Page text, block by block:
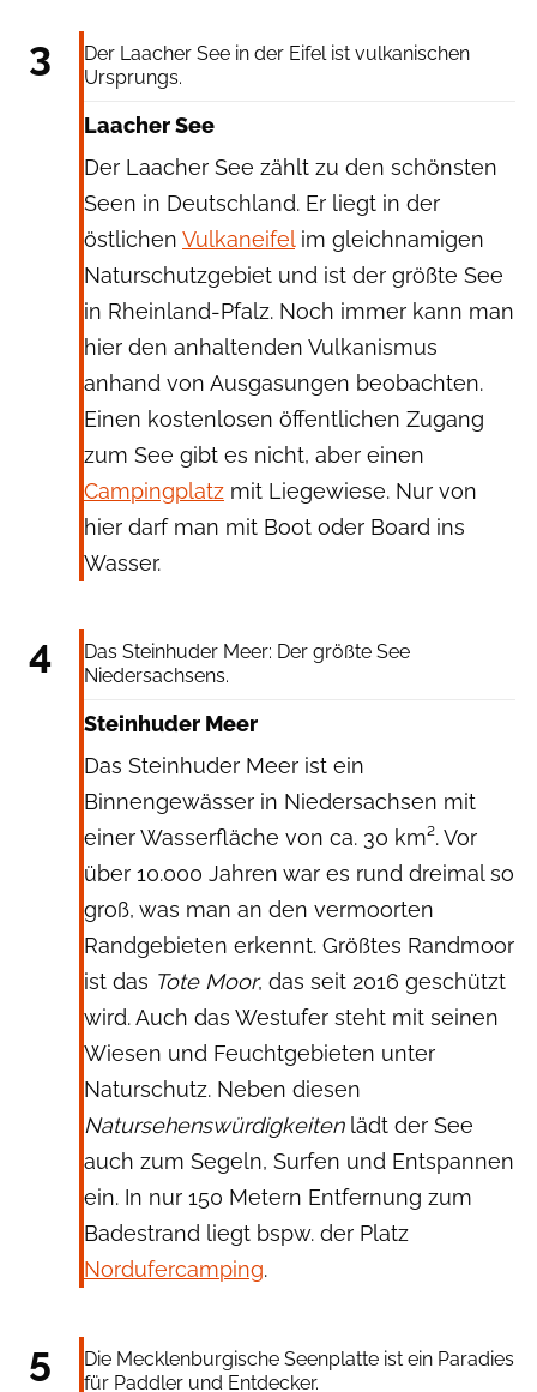
3
Der Laacher See in der Eifel ist vulkanischen
Ursprungs.
Laacher See
Der Laacher See zählt zu den schönsten
Seen in Deutschland. Er liegt in der
östlichen Vulkaneifelim gleichnamigen
Naturschutzgebiet und ist der größte See
in Rheinland-Pfalz. Noch immer kann man
hier den anhaltenden Vulkanismus
anhand von Ausgasungen beobachten.
Einen kostenlosen öffentlichen Zugang
zum See gibt es nicht, aber einen
Campingplatz mit Liegewiese. Nur von
hier darf man mit Boot oder Board ins
Wasser.
4
Das Steinhuder Meer: Der größte See
Niedersachsens.
Steinhuder Meer
Das Steinhuder Meer ist ein
Binnengewässer in Niedersachsen mit
einer Wasserfläche von ca. 30 km². Vor
über 10.000 Jahren war es rund dreimal so
groß, was man an den vermoorten
Randgebieten erkennt. Größtes Randmoor
ist das Tote Moor, das seit 2016 geschützt
wird. Auch das Westufer steht mit seinen
Wiesen und Feuchtgebieten unter
Naturschutz. Neben diesen
Natursehenswürdigkeitenlädt der See
auch zum Segeln, Surfen und Entspannen
ein. In nur 150 Metern Entfernung zum
Badestrand liegt bspw. der Platz
Nordufercamping.
5
Die Mecklenburgische Seenplatte ist ein Paradies
für Paddler und Entdecker.